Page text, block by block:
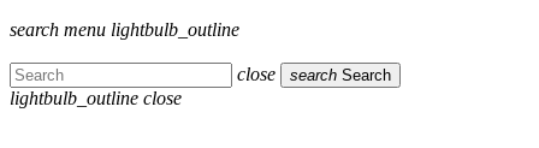
search menu lightbulb_outline
close search Search
lightbulb_outline close